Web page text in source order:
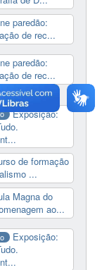
paredão:
de rec...
paredão:
de rec...
Exposição:
de formação
...
Magna do
ao...
Exposição: